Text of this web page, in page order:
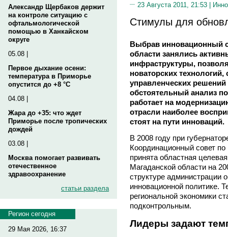
Александр Щербаков держит
на контроле ситуацию с
офтальмологической
помощью в Ханкайском
округе
05.08 |
Первое дыхание осени:
температура в Приморье
опустится до +8 °C
04.08 |
Жара до +35: что ждет
Приморье после тропических
дождей
03.08 |
Москва помогает развивать
отечественное
здравоохранение
статьи раздела
Регион сегодня
29 Мая 2026, 16:37
23 Августа 2011, 21:53 |
Стимулы для
Выбрав инновационный
области занялись
инфраструктуры,
новаторских
управленческих
обстоятельный анализ
работает на
отрасли наиболее
стоят на пути инноваций.
В 2008 году при
Координационный совет
принята областная
Магаданской области на
структуре администрации
инновационной политике.
региональной экономики
подконтрольным.
Лидеры задают